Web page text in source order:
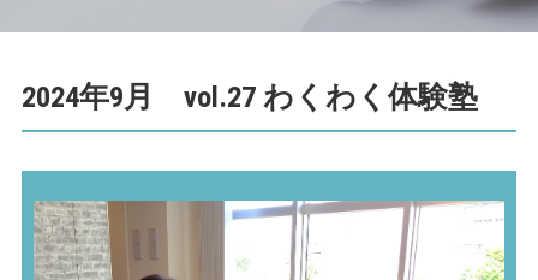
2024年9月 vol.27 わくわく体験塾